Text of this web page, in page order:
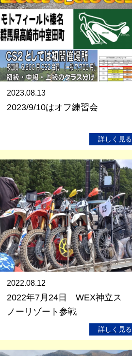
2023.08.13
2023/9/10はオフ練習会
詳しく見る
2022.08.12
2022年7月24日 WEX神立ス
ノーリゾート参戦
詳しく見る